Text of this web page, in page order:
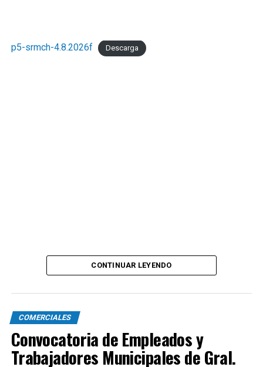
p5-srmch-4.8.2026f Descarga
CONTINUAR LEYENDO
COMERCIALES
Convocatoria de Empleados y
Trabajadores Municipales de Gral.